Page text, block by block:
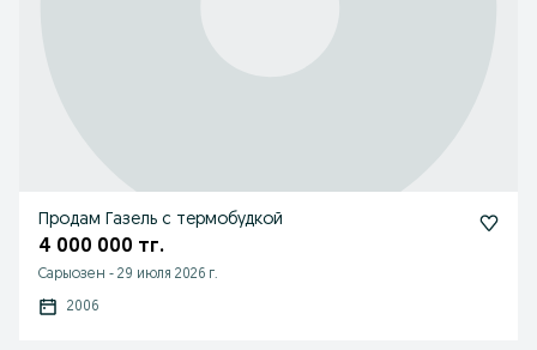
Продам Газель с термобудкой
4 000 000 тг.
Сарыозен - 29 июля 2026 г.
2006